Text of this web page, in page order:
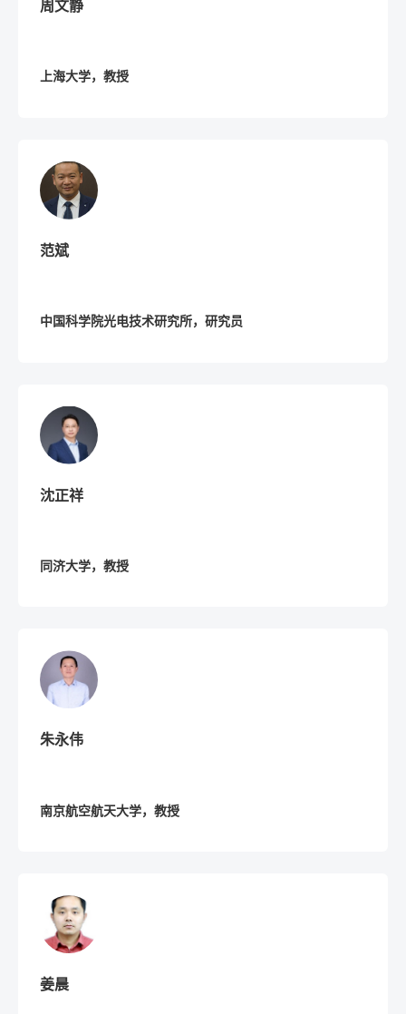
周文静
上海大学，教授
范斌
中国科学院光电技术研究所，研究员
沈正祥
同济大学，教授
朱永伟
南京航空航天大学，教授
姜晨